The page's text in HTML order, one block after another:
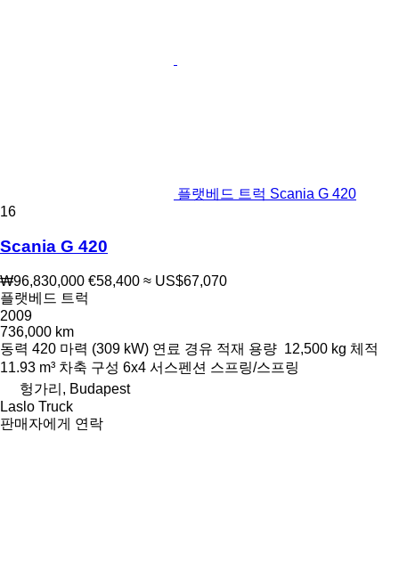
플랫베드 트럭 Scania G 420
16
Scania G 420
₩96,830,000 €58,400 ≈ US$67,070
플랫베드 트럭
2009
736,000 km
동력 420 마력 (309 kW) 연료 경유 적재 용량 12,500 kg 체적
11.93 m³ 차축 구성 6x4 서스펜션 스프링/스프링
헝가리, Budapest
Laslo Truck
판매자에게 연락